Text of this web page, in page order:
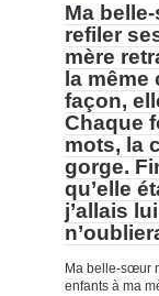
Ma
refiler
mère
la
façon,
Chaque
mots, la
gorge.
qu’elle
j’allais
Ma belle-sœur
enfants à ma